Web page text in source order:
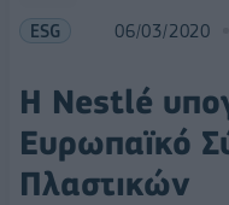
ESG 06/03/2020
Η Nestlé
Ευρωπαϊκό
Πλαστικών